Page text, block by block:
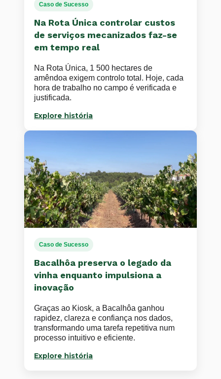
Caso de Sucesso
Na Rota Única controlar custos
de serviços mecanizados faz-se
em tempo real
Na Rota Única, 1 500 hectares de
amêndoa exigem controlo total. Hoje, cada
hora de trabalho no campo é verificada e
justificada.
Explore história
Caso de Sucesso
Bacalhôa preserva o legado da
vinha enquanto impulsiona a
inovação
Graças ao Kiosk, a Bacalhôa ganhou
rapidez, clareza e confiança nos dados,
transformando uma tarefa repetitiva num
processo intuitivo e eficiente.
Explore história